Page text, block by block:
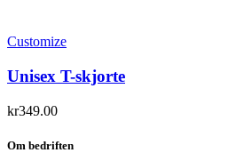
Customize
Unisex T-skjorte
kr349.00
Om bedriften